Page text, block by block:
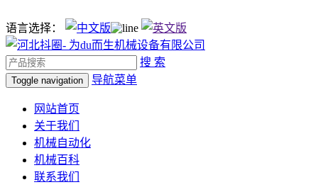
语言选择：
搜 索
Toggle navigation 导航菜单
网站首页
关于我们
机械自动化
机械百科
联系我们